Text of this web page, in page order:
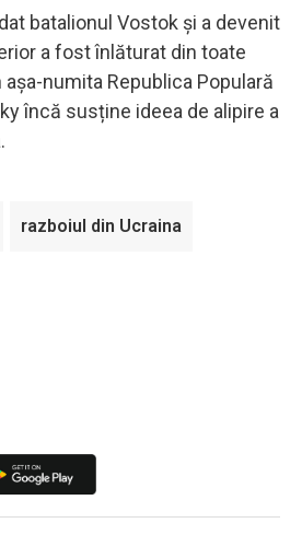
batalionul Vostok și a devenit
a fost înlăturat din toate
numita Republica Populară
încă susține ideea de alipire a
razboiul din Ucraina